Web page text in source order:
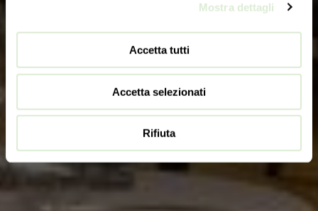
Mostra dettagli
Accetta tutti
Accetta selezionati
Rifiuta